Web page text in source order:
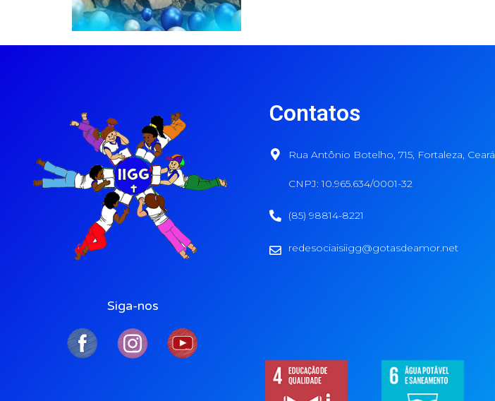
Siga-nos
Contatos
Rua Antônio Botelho, 715, Fortaleza, Ceará
CNPJ: 10.965.634/0001-32
(85) 98814-8221
redesociaisiigg@gotasdeamor.net